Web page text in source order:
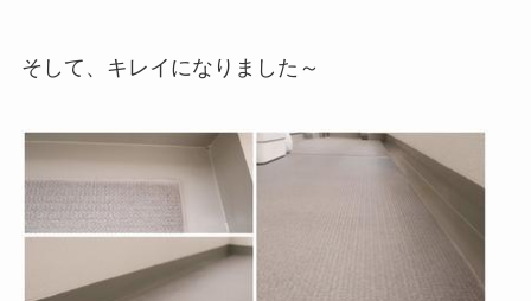
そして、キレイになりました～